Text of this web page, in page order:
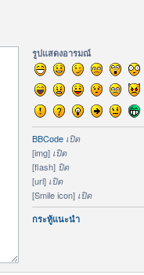
รูปแสดงอารมณ์
BBCode เปิด
[img] เปิด
[flash] ปิด
[url] เปิด
[Smile icon] เปิด
กระทู้แนะนำ